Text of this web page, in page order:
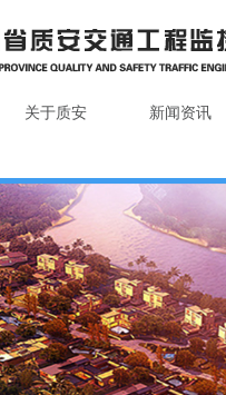
关于质安 新闻资讯